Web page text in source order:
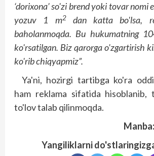
‘dorixona’ so'zi brend yoki tovar nomi
yozuv 1 m2dan katta bo'lsa,
baholanmoqda. Bu hukumatning
ko'rsatilgan. Biz qarorga o'zgartirish
ko'rib chiqyapmiz”.
Ya'ni, hozirgi tartibga ko'ra
ham reklama sifatida hisoblanib,
to'lov talab qilinmoqda.
Yangiliklarni